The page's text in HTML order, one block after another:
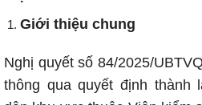
Giới thiệu chung
Nghị quyết số 84/2025/
thông qua quyết định thành